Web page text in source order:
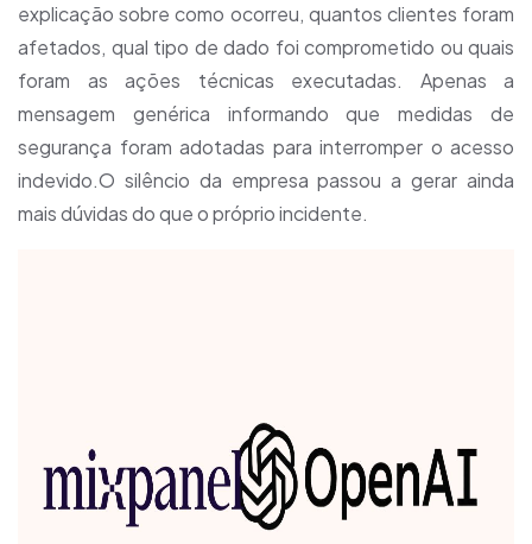
explicação sobre como ocorreu, quantos clientes foram
afetados, qual tipo de dado foi comprometido ou quais
foram as ações técnicas executadas. Apenas a
mensagem genérica informando que medidas de
segurança foram adotadas para interromper o acesso
indevido.O silêncio da empresa passou a gerar ainda
mais dúvidas do que o próprio incidente.